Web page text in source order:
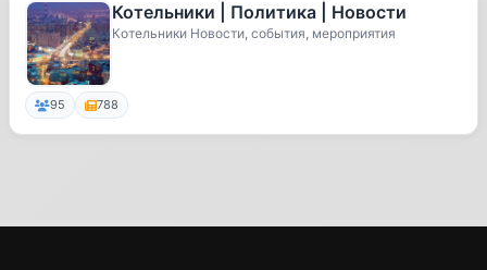
Котельники | Политика | Новости
Котельники Новости, события, мероприятия
95 788